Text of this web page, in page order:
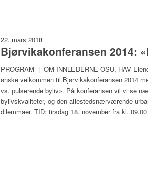
22. mars 2018
Bjørvikakonferansen 2014:
PROGRAM | OM INNLEDERNE OSU, HAV
ønske velkommen til Bjørvikakonferansen 2014
vs. pulserende byliv». På konferansen vil vi se
bylivskvaliteter, og den allestedsnærværende
dilemmaer. TID: tirsdag 18. november fra kl.